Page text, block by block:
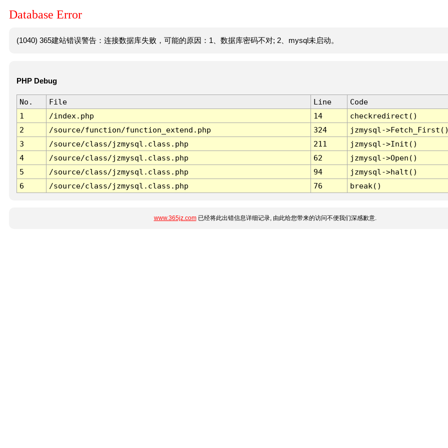
Database Error
(1040) 365建站错误警告：连接数据库失败，可能的原因：1、数据库密码不对; 2、mysql未启动。
PHP Debug
No. File Line
Code
1
/index.php 14
checkredirect()
2
/source/function/function_extend.php 324
jzmysql-
3
/source/class/jzmysql.class.php 211
jzmysql->Init()
4
/source/class/jzmysql.class.php 62
jzmysql->Open()
5
/source/class/jzmysql.class.php 94
jzmysql->halt()
6
/source/class/jzmysql.class.php 76 break()
www.365jz.com已经将此出错信息详细记录, 由此给您带来的访问不便我们深感歉意.